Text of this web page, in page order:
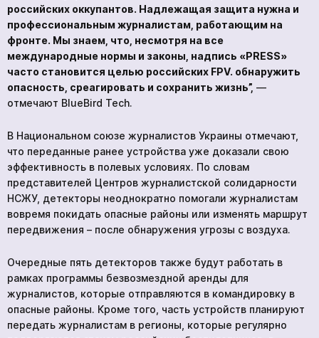
российских оккупантов. Надлежащая защита нужна и
профессиональным журналистам, работающим на
фронте. Мы знаем, что, несмотря на все
международные нормы и законы, надпись «PRESS»
часто становится целью российских FPV. обнаружить
опасность, среагировать и сохранить жизнь”, —
отмечают BlueBird Tech.
В Национальном союзе журналистов Украины отмечают,
что переданные ранее устройства уже доказали свою
эффективность в полевых условиях. По словам
представителей Центров журналистской солидарности
НСЖУ, детекторы неоднократно помогали журналистам
вовремя покидать опасные районы или изменять маршрут
передвижения – после обнаружения угрозы с воздуха.
Очередные пять детекторов также будут работать в
рамках программы безвозмездной аренды для
журналистов, которые отправляются в командировку в
опасные районы. Кроме того, часть устройств планируют
передать журналистам в регионы, которые регулярно